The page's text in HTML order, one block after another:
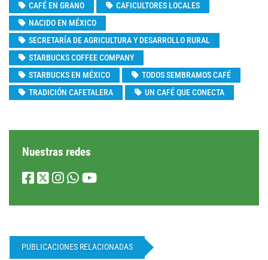
CAFÉ EN GRANO
CAFICULTORES LOCALES
NACIDO EN MÉXICO
SECRETARÍA DE AGRICULTURA Y DESARROLLO RURAL
STARBUCKS COFFEE COMPANY
STARBUCKS EN MÉXICO
TODOS SEMBRAMOS CAFÉ
TRADICIÓN CAFETALERA
UN CAFÉ QUE CONECTA
Nuestras redes
PUBLICACIONES RELACIONADAS